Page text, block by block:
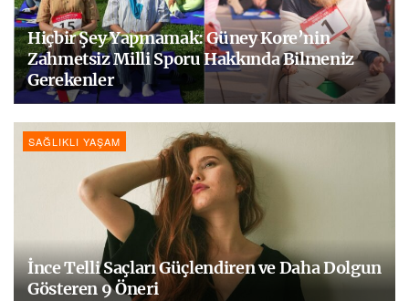
Hiçbir Şey Yapmamak: Güney Kore’nin
Zahmetsiz Milli Sporu Hakkında Bilmeniz
Gerekenler
SAĞLIKLI YAŞAM
İnce Telli Saçları Güçlendiren ve Daha Dolgun
Gösteren 9 Öneri